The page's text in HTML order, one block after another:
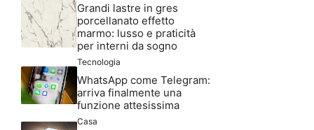
Grandi lastre in gres
porcellanato effetto
marmo: lusso e praticità
per interni da sogno
Tecnologia
WhatsApp come Telegram:
arriva finalmente una
funzione attesissima
Casa